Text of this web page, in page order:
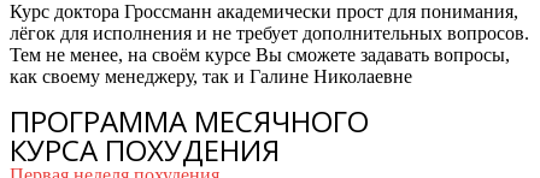
Курс доктора Гроссманн академически прост для понимания,
лёгок для исполнения и не требует дополнительных вопросов.
Тем не менее, на своём курсе Вы сможете задавать вопросы,
как своему менеджеру, так и Галине Николаевне
ПРОГРАММА МЕСЯЧНОГО
КУРСА ПОХУДЕНИЯ